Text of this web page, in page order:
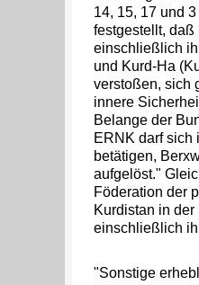
14, 15, 17 und
festgestellt,
einschließlich
und Kurd-Ha
verstoßen, sich
innere
Belange der
ERNK darf sich
betätigen,
aufgelöst."
Föderation der
Kurdistan in
einschließlich
"Sonstige